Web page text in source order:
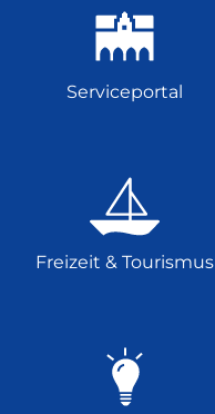
Serviceportal
Freizeit & Tourismus